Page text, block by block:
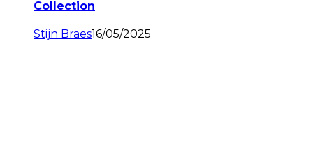
Collection
Stijn Braes16/05/2025